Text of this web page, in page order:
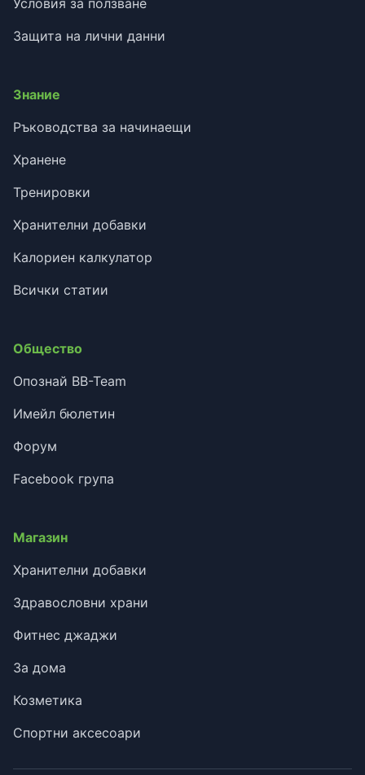
Условия за ползване
Защита на лични данни
Знание
Ръководства за начинаещи
Хранене
Тренировки
Хранителни добавки
Калориен калкулатор
Всички статии
Общество
Опознай BB-Team
Имейл бюлетин
Форум
Facebook група
Магазин
Хранителни добавки
Здравословни храни
Фитнес джаджи
За дома
Козметика
Спортни аксесоари